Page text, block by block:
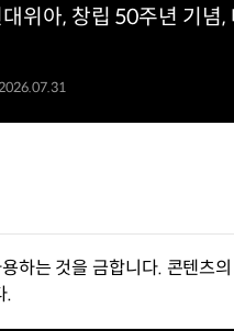
위아, 창립 50주년 기념,
하는 것을 금합니다. 콘텐츠
.